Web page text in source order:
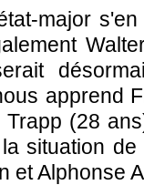
major
apprend
Trapp (28
situation
et Alphonse